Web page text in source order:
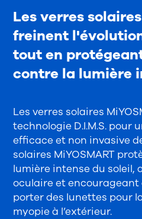
Les verres
freinent
tout en
contre la lumière
Les verres solaires
technologie D.I.M.S. pour
efficace et non invasive
solaires MiYOSMART
lumière intense du soleil,
oculaire et encourageant
porter des lunettes pour
myopie à l’extérieur.